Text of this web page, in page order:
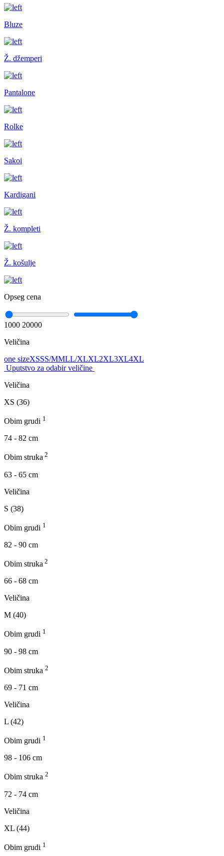
Bluze
Ž. džemperi
Pantalone
Rolke
Sakoi
Kardigani
Ž. kompleti
Ž. košulje
Opseg cena
1000 20000
Veličina
one sizeXSSS/MMLL/XLXL2XL3XL4XL
Uputstvo za odabir veličine
Veličina
XS (36)
Obim grudi 1
74 - 82 cm
Obim struka 2
63 - 65 cm
Veličina
S (38)
Obim grudi 1
82 - 90 cm
Obim struka 2
66 - 68 cm
Veličina
M (40)
Obim grudi 1
90 - 98 cm
Obim struka 2
69 - 71 cm
Veličina
L (42)
Obim grudi 1
98 - 106 cm
Obim struka 2
72 - 74 cm
Veličina
XL (44)
Obim grudi 1